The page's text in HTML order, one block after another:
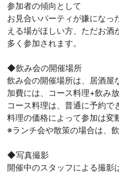
参加者の傾向として
お見合いパーティが嫌になっ
える場がほしい方、ただお
多く参加されます。
◆飲み会の開催場所
飲み会の開催場所は、居酒屋
加費には、コース料理+飲み
コース料理は、普通に予約で
料理の価格によって参加は変
※ランチ会や散策の場合は、
◆写真撮影
開催中のスタッフによる撮影